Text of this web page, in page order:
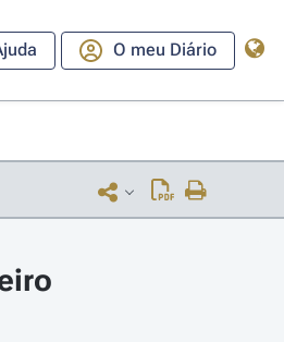
O meu Diário